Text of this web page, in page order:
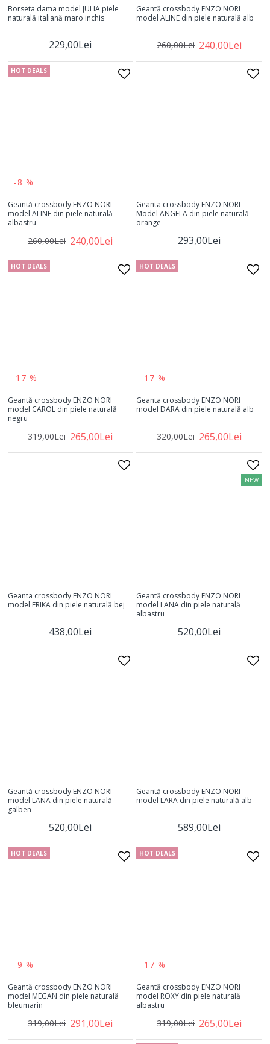
Borseta dama model JULIA piele
naturală italiană maro inchis
229,00Lei
Geantă crossbody ENZO NORI
model ALINE din piele naturală alb
240,00Lei
260,00Lei
HOT DEALS
-8 %
Geantă crossbody ENZO NORI
model ALINE din piele naturală
albastru
240,00Lei
260,00Lei
Geanta crossbody ENZO NORI
Model ANGELA din piele naturală
orange
293,00Lei
HOT DEALS
-17 %
Geantă crossbody ENZO NORI
model CAROL din piele naturală
negru
265,00Lei
319,00Lei
HOT DEALS
-17 %
Geanta crossbody ENZO NORI
model DARA din piele naturală alb
265,00Lei
320,00Lei
Geanta crossbody ENZO NORI
model ERIKA din piele naturală bej
438,00Lei
NEW
Geantă crossbody ENZO NORI
model LANA din piele naturală
albastru
520,00Lei
Geantă crossbody ENZO NORI
model LANA din piele naturală
galben
520,00Lei
Geantă crossbody ENZO NORI
model LARA din piele naturală alb
589,00Lei
HOT DEALS
-9 %
Geantă crossbody ENZO NORI
model MEGAN din piele naturală
bleumarin
291,00Lei
319,00Lei
HOT DEALS
-17 %
Geantă crossbody ENZO NORI
model ROXY din piele naturală
albastru
265,00Lei
319,00Lei